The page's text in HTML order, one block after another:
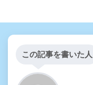
この記事を書いた人